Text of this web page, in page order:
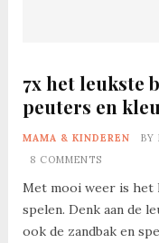
7x het leukste
peuters en
MAMA & KINDEREN BY
8 COMMENTS
Met mooi weer is het
spelen. Denk aan de
ook de zandbak en